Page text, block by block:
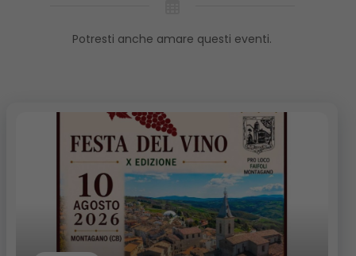
Potresti anche amare questi eventi.